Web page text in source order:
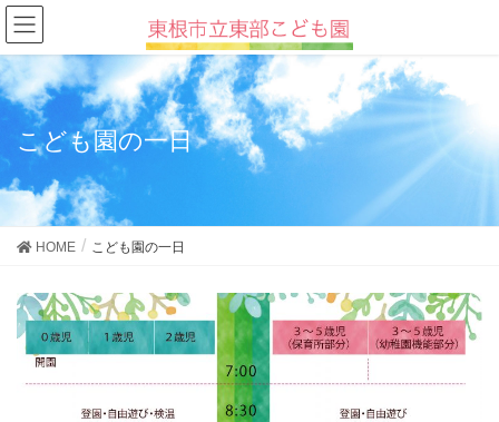
こども園の一日
HOME こども園の一日